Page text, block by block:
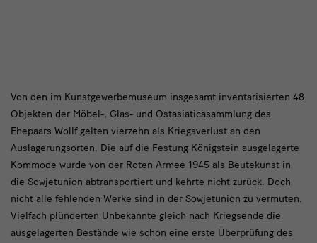
Von
den
im
Kunstgewerbemuseum
Von den im Kunstgewerbemuseum insgesamt inventarisierten 48
Objekten der Möbel-, Glas- und Ostasiaticasammlung des
Ehepaars Wollf gelten vierzehn als Kriegsverlust an den
Auslagerungsorten. Die auf die Festung Königstein ausgelagerte
Kommode wurde von der Roten Armee 1945 als Beutekunst in
die Sowjetunion abtransportiert und kehrte nicht zurück. Doch
nicht alle fehlenden Werke sind in der Sowjetunion zu vermuten.
Vielfach plünderten Unbekannte gleich nach Kriegsende die
ausgelagerten Bestände wie schon eine erste Überprüfung des